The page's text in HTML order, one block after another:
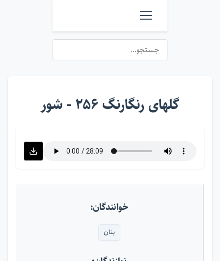
گلهای رنگارنگ ۲۵۶ - شور
خوانندگان:
بنان